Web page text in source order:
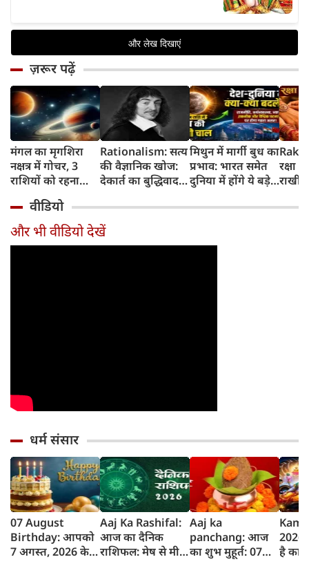
ज़रूर पढ़ें
मंगल का मृगशिरा
नक्षत्र में गोचर, 3
राशियों को रहना
सावधान
Rationalism: सत्य
की वैज्ञानिक खोज:
देकार्त का बुद्धिवाद
का जन्म
मिथुन में मार्गी बुध का
प्रभाव: भारत समेत
दुनिया में होंगे ये बड़े
रक्षा
राखी
वीडियो
और भी वीडियो देखें
धर्म संसार
07 August
Birthday: आपको
7 अगस्त, 2026 के
Aaj Ka Rashifal:
आज का दैनिक
राशिफल: मेष से मीन
Aaj ka
panchang: आज
का शुभ मुहूर्त: 07
2026
है